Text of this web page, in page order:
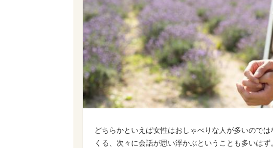
どちらかといえば女性はおしゃべりな人が多いので
くる、次々に会話が思い浮かぶということも多いはず